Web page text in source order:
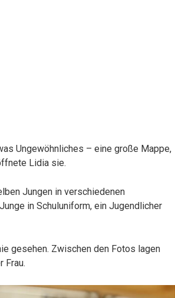
Ungewöhnliches – eine große Mappe,
Lidia sie.
Jungen in verschiedenen
in Schuluniform, ein Jugendlicher
gesehen. Zwischen den Fotos lagen
Frau.